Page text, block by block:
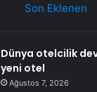
Son Eklenen
Dünya otelcilik
yeni otel
Ağustos 7, 2026